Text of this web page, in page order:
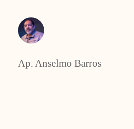
Ap. Anselmo Barros